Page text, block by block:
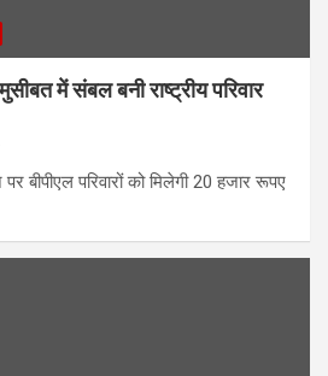
में संबल बनी राष्ट्रीय परिवार
परिवारों को मिलेगी 20 हजार रूपए